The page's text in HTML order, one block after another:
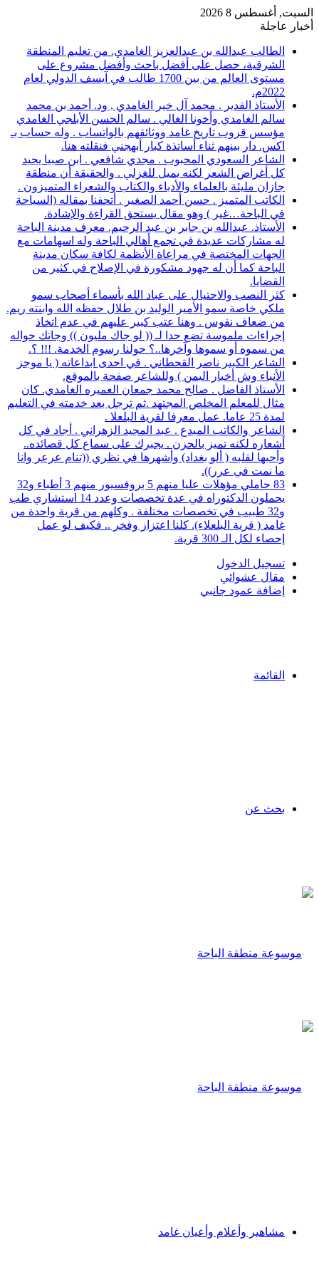
السبت, أغسطس 8 2026
أخبار عاجلة
الطالب عبدالله بن عبدالعزيز الغامدي. من تعليم المنطقة
الشرقية، حصل على أفضل باحث وأفضل مشروع على
مستوى العالم من بين 1700 طالب في آيسف الدولي لعام
2022م.
الأستاذ القدير . محمد آل خير الغامدي , ود. أحمد بن محمد
سالم الغامدي وأخونا الغالي . سالم الحسن الأبلجي الغامدي
مؤسس قروب تاريخ غامد ووثائقهم بالواتساب . وله حساب بـ
اكس. دار بينهم ثناء أساتذة كبار أبهجني فنقلته هنا.
الشاعر السعودي المحبوب . مجدي شافعي . ابن صبيا يجيد
كل أغراض الشعر لكنه يميل للغزلي . والحقيقة أن منطقة
جازان مليئة بالعلماء والأدباء والكتاب والشعراء المتميزون .
الكاتب المتميز . حسن أحمد الصغير . أتحفنا بمقاله (السياحة
في الباحة…غير ) وهو مقال يستحق القراءة والإشادة.
الأستاذ. عبدالله بن جابر بن عبد الرحيم. معرف مدينة الباحة
له مشاركات عديدة في تجمع أهالي الباحة وله اسهامات مع
الجهات المختصة في مراعاة الأنظمة لكافة سكان مدينة
الباحة كما أن له جهود مشكورة في الإصلاح في كثير من
القضايا.
كثر النصب والاحتيال على عباد الله بأسماء أصحاب سمو
ملكي خاصة سمو الأمير الوليد بن طلال حفظه الله وابنته ريم.
من ضعاف نفوس . وهنا عتب كبير عليهم في عدم اتخاذ
إجراءات ملموسة تضع حدا لـ (( لو جاك مليون )) وجاتك حواله
من سموه أو سموها وآخرها..؟ حولنا رسوم الخدمة. !!! ؟.
الشاعر الكبير ناصر القحطاني . في احدى ابداعاته ( يا موجز
الأنباء وش أخبار اليمن ) وللشاعر صفحة بالموقع.
الأستاذ الفاضل . صالح محمد جمعان العميره الغامدي. كان
مثال للمعلم المخلص المجتهد .ثم ترجل بعد خدمته في التعليم
لمدة 25 عاما. عمل معرفا لقرية البلعلا .
الشاعر والكاتب المبدع . عبد المجيد الزهراني . أجاد في كل
أشعاره لكنه تميز بالحزن . يجبرك على سماع كل قصائده..
وأحبها لقلبه ( ألو بغداد) وأشهرها في نظري ((تنام عرعر وانا
ما نمت في عرر)).
83 حاملي مؤهلات عليا منهم 5 بروفسيور منهم 3 أطباء و32
يحملون الدكتوراه في عدة تخصصات وعدد 14 استشاري طب
و32 طبيب في تخصصات مختلفة . وكلهم من قرية واحدة من
غامد ( قرية البلعلاء). كلنا اعتزاز وفخر .. فكيف لو عمل
إحصاء لكل الـ 300 قرية.
تسجيل الدخول
مقال عشوائي
إضافة عمود جانبي
القائمة
بحث عن
مشاهير وأعلام وأعيان غامد